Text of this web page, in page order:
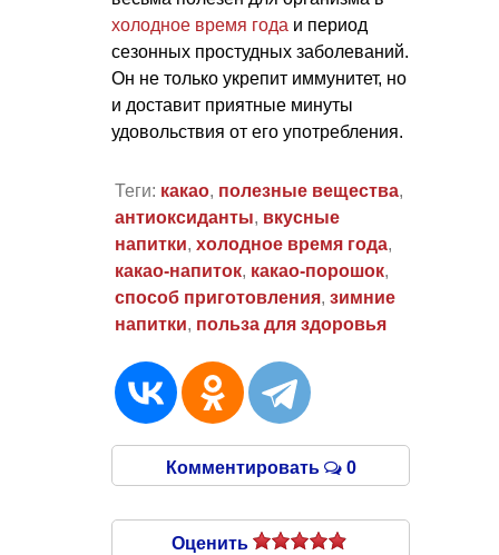
холодное время года и период
сезонных простудных заболеваний.
Он не только укрепит иммунитет, но
и доставит приятные минуты
удовольствия от его употребления.
Теги: какао, полезные вещества,
антиоксиданты, вкусные
напитки, холодное время года,
какао-напиток, какао-порошок,
способ приготовления, зимние
напитки, польза для здоровья
Комментировать 0
Оценить